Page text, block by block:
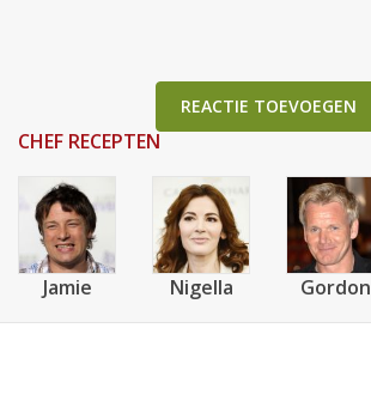
REACTIE TOEVOEGEN
CHEF RECEPTEN
Jamie Nigella Gordon